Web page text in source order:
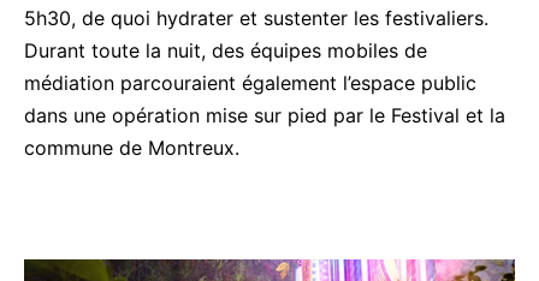
5h30, de quoi hydrater et sustenter les festivaliers.
Durant toute la nuit, des équipes mobiles de
médiation parcouraient également l’espace public
dans une opération mise sur pied par le Festival et la
commune de Montreux.